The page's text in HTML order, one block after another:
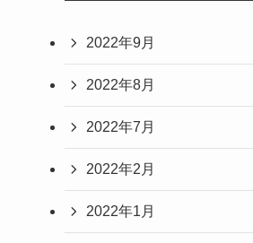
2022年9月
2022年8月
2022年7月
2022年2月
2022年1月